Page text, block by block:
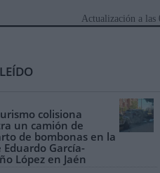
Actualización a las
a Pueblo Gente
colisiona
un camión de
de bombonas en la
Eduardo García-
López en Jaén